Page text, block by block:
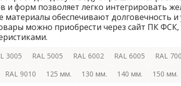
и форм позволяет легко интегрировать
материалы обеспечивают долговечность
можно приобрести через сайт ПК ФСК,
3005 RAL 5005 RAL 6002 RAL 6005 RAL
RAL 9010 125 мм. 130 мм. 140 мм. 150 мм.